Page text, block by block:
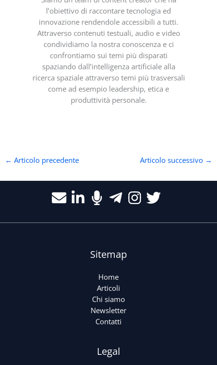
l’obiettivo di raccontare tecnologia ed
innovazione rendendole accessibili a tutti.
Attraverso contenuti testuali, audio e video
condividiamo la nostra conoscenza e ci
confrontiamo sui temi più disparati
spaziando dall’intelligenza artificiale alla
ricerca spaziale attraverso temi più trasversali
come ad esempio leadership, etica e
produttività personale.
← Articolo precedente Articolo successivo →
Sitemap
Home
Articoli
Chi siamo
Newsletter
Contatti
Legal